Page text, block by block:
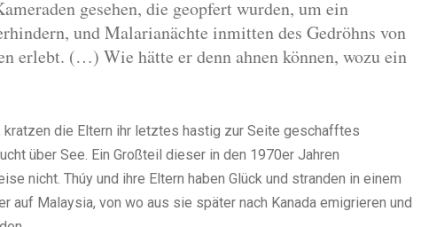
gesehen, die geopfert wurden, um ein
und Malarianächte inmitten des Gedröhns von
erlebt. (…) Wie hätte er denn ahnen können, wozu ein
kratzen die Eltern ihr letztes hastig zur Seite geschafftes
über See. Ein Großteil dieser in den 1970er Jahren
nicht. Thúy und ihre Eltern haben Glück und stranden in einem
auf Malaysia, von wo aus sie später nach Kanada emigrieren und